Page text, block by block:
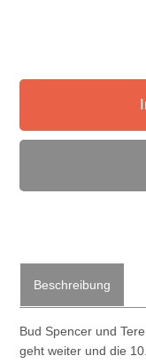
Beschreibung
Bud Spencer und
geht weiter und die